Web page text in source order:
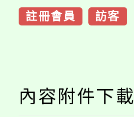
註冊會員 訪客
內容附件下載